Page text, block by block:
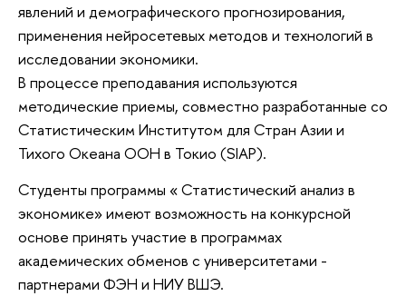
явлений и демографического прогнозирования,
применения нейросетевых методов и технологий в
исследовании экономики.
В процессе преподавания используются
методические приемы, совместно разработанные со
Статистическим Институтом для Стран Азии и
Тихого Океана ООН в Токио (SIAP).
Студенты программы « Статистический анализ в
экономике» имеют возможность на конкурсной
основе принять участие в программах
академических обменов с университетами -
партнерами ФЭН и НИУ ВШЭ.